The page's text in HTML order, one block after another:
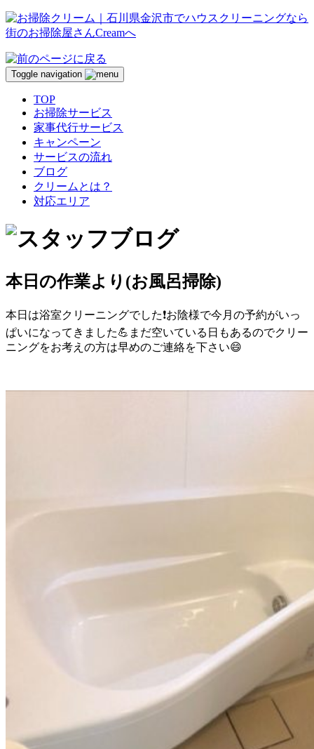
Toggle navigation
TOP
お掃除サービス
家事代行サービス
キャンペーン
サービスの流れ
ブログ
クリームとは？
対応エリア
本日の作業より(お風呂掃除)
本日は浴室クリーニングでした❗️お陰様で今月の予約がいっ
ぱいになってきました💪まだ空いている日もあるのでクリー
ニングをお考えの方は早めのご連絡を下さい😄